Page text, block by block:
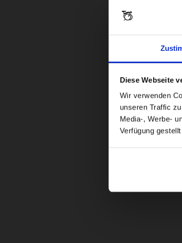
Diese Webseite
Wir verwenden
unseren Traffic
Media-, Werbe-
Verfügung